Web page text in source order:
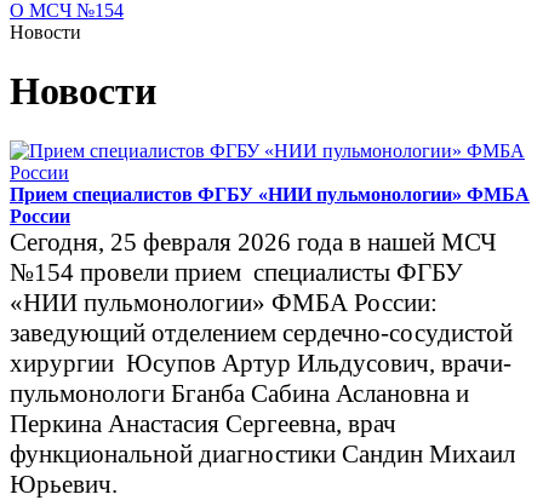
О МСЧ №154
Новости
Новости
Прием специалистов ФГБУ «НИИ пульмонологии» ФМБА
России
Сегодня, 25 февраля 2026 года в нашей МСЧ
№154 провели прием специалисты ФГБУ
«НИИ пульмонологии» ФМБА России:
заведующий отделением сердечно-сосудистой
хирургии Юсупов Артур Ильдусович, врачи-
пульмонологи Бганба Сабина Аслановна и
Перкина Анастасия Сергеевна, врач
функциональной диагностики Сандин Михаил
Юрьевич.